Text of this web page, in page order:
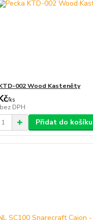
002 Wood Kasteněty
/ks
bez DPH
Přidat do košíku